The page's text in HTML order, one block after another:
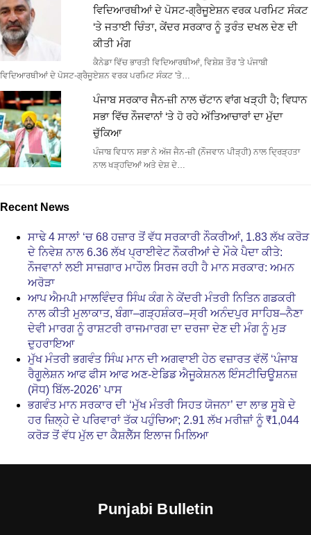
ਵਿਦਿਆਰਥੀਆਂ ਦੇ ਪੋਸਟ-ਗ੍ਰੈਜੂਏਸ਼ਨ ਵਰਕ ਪਰਮਿਟ ਸੰਕਟ
‘ਤੇ ਜਤਾਈ ਚਿੰਤਾ, ਕੇਂਦਰ ਸਰਕਾਰ ਨੂੰ ਤੁਰੰਤ ਦਖਲ ਦੇਣ ਦੀ
ਕੀਤੀ ਮੰਗ
ਕੈਨੇਡਾ ਵਿੱਚ ਭਾਰਤੀ ਵਿਦਿਆਰਥੀਆਂ, ਵਿਸ਼ੇਸ਼ ਤੌਰ 'ਤੇ ਪੰਜਾਬੀ
ਵਿਦਿਆਰਥੀਆਂ ਦੇ ਪੋਸਟ-ਗ੍ਰੈਜੂਏਸ਼ਨ ਵਰਕ ਪਰਮਿਟ ਸੰਕਟ 'ਤੇ…
ਪੰਜਾਬ ਸਰਕਾਰ ਜੈਨ-ਜ਼ੀ ਨਾਲ ਚੱਟਾਨ ਵਾਂਗ ਖੜ੍ਹੀ ਹੈ; ਵਿਧਾਨ
ਸਭਾ ਵਿੱਚ ਨੌਜਵਾਨਾਂ ‘ਤੇ ਹੋ ਰਹੇ ਅੱਤਿਆਚਾਰਾਂ ਦਾ ਮੁੱਦਾ
ਚੁੱਕਿਆ
ਪੰਜਾਬ ਵਿਧਾਨ ਸਭਾ ਨੇ ਅੱਜ ਜੈਨ-ਜ਼ੀ (ਨੌਜਵਾਨ ਪੀੜ੍ਹੀ) ਨਾਲ ਦ੍ਰਿੜ੍ਹਤਾ
ਨਾਲ ਖੜ੍ਹਦਿਆਂ ਅਤੇ ਦੇਸ਼ ਦੇ…
Recent News
ਸਾਢੇ 4 ਸਾਲਾਂ ‘ਚ 68 ਹਜ਼ਾਰ ਤੋਂ ਵੱਧ ਸਰਕਾਰੀ ਨੌਕਰੀਆਂ, 1.83 ਲੱਖ ਕਰੋੜ
ਦੇ ਨਿਵੇਸ਼ ਨਾਲ 6.36 ਲੱਖ ਪ੍ਰਾਈਵੇਟ ਨੌਕਰੀਆਂ ਦੇ ਮੌਕੇ ਪੈਦਾ ਕੀਤੇ:
ਨੌਜਵਾਨਾਂ ਲਈ ਸਾਜ਼ਗਾਰ ਮਾਹੌਲ ਸਿਰਜ ਰਹੀ ਹੈ ਮਾਨ ਸਰਕਾਰ: ਅਮਨ
ਅਰੋੜਾ
ਆਪ ਐਮਪੀ ਮਾਲਵਿੰਦਰ ਸਿੰਘ ਕੰਗ ਨੇ ਕੇਂਦਰੀ ਮੰਤਰੀ ਨਿਤਿਨ ਗਡਕਰੀ
ਨਾਲ ਕੀਤੀ ਮੁਲਾਕਾਤ, ਬੰਗਾ–ਗੜ੍ਹਸ਼ੰਕਰ–ਸ੍ਰੀ ਅਨੰਦਪੁਰ ਸਾਹਿਬ–ਨੈਣਾ
ਦੇਵੀ ਮਾਰਗ ਨੂੰ ਰਾਸ਼ਟਰੀ ਰਾਜਮਾਰਗ ਦਾ ਦਰਜਾ ਦੇਣ ਦੀ ਮੰਗ ਨੂੰ ਮੁੜ
ਦੁਹਰਾਇਆ
ਮੁੱਖ ਮੰਤਰੀ ਭਗਵੰਤ ਸਿੰਘ ਮਾਨ ਦੀ ਅਗਵਾਈ ਹੇਠ ਵਜ਼ਾਰਤ ਵੱਲੋਂ ‘ਪੰਜਾਬ
ਰੈਗੂਲੇਸ਼ਨ ਆਫ ਫੀਸ ਆਫ ਅਣ-ਏਡਿਡ ਐਜੂਕੇਸ਼ਨਲ ਇੰਸਟੀਚਿਊਸ਼ਨਜ਼
(ਸੋਧ) ਬਿੱਲ-2026’ ਪਾਸ
ਭਗਵੰਤ ਮਾਨ ਸਰਕਾਰ ਦੀ ‘ਮੁੱਖ ਮੰਤਰੀ ਸਿਹਤ ਯੋਜਨਾ’ ਦਾ ਲਾਭ ਸੂਬੇ ਦੇ
ਹਰ ਜ਼ਿਲ੍ਹੇ ਦੇ ਪਰਿਵਾਰਾਂ ਤੱਕ ਪਹੁੰਚਿਆ; 2.91 ਲੱਖ ਮਰੀਜ਼ਾਂ ਨੂੰ ₹1,044
ਕਰੋੜ ਤੋਂ ਵੱਧ ਮੁੱਲ ਦਾ ਕੈਸ਼ਲੈੱਸ ਇਲਾਜ ਮਿਲਿਆ
Punjabi Bulletin